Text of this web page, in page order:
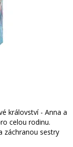
království - Anna a
celou rodinu.
záchranou sestry